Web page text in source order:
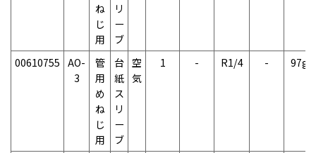
ね
じ
用
リ
ー
ブ
00610755 AO-
3
管
用
め
ね
じ
用
台
紙
ス
リ
ー
ブ
空
気
1 - R1/4 - 97g